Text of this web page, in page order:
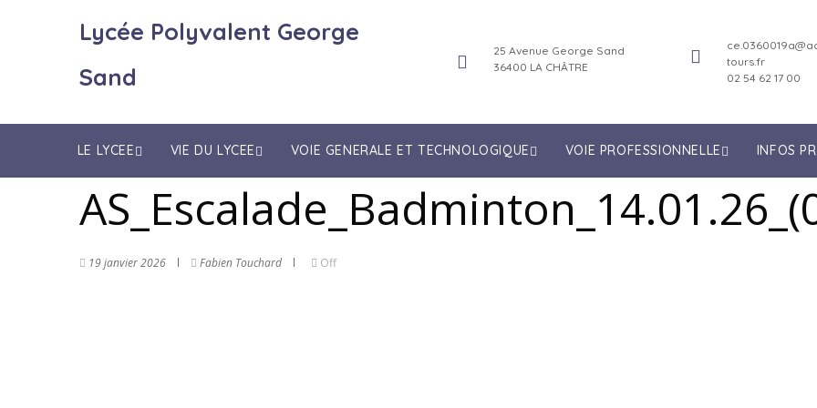
Lycée Polyvalent George
Sand
25 Avenue George Sand
36400 LA CHÂTRE
tours.fr
02 54 62 17 00
LE LYCEE VIE DU LYCEE VOIE GENERALE ET TECHNOLOGIQUE VOIE PROFESSIONNELLE INFOS
19 janvier 2026 Fabien Touchard Off